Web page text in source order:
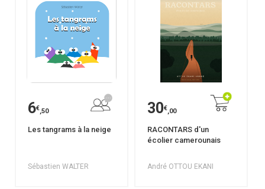
6€,50
Les tangrams à la neige
Sébastien WALTER
30€,00
RACONTARS d'un
écolier camerounais
André OTTOU EKANI